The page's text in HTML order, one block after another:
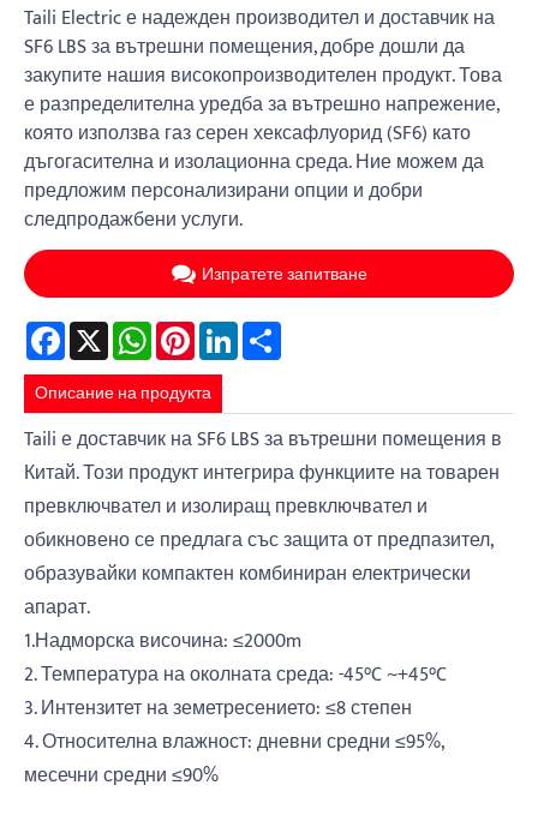
Taili Electric е надежден производител и доставчик на
SF6 LBS за вътрешни помещения, добре дошли да
закупите нашия високопроизводителен продукт. Това
е разпределителна уредба за вътрешно напрежение,
която използва газ серен хексафлуорид (SF6) като
дъгогасителна и изолационна среда. Ние можем да
предложим персонализирани опции и добри
следпродажбени услуги.
Изпратете запитване
Facebook
X WhatsAppPinterestLinkedIn
Описание на продукта
Taili е доставчик на SF6 LBS за вътрешни помещения в
Китай. Този продукт интегрира функциите на товарен
превключвател и изолиращ превключвател и
обикновено се предлага със защита от предпазител,
образувайки компактен комбиниран електрически
апарат.
1.Надморска височина: ≤2000m
2. Температура на околната среда: -45°C ~+45°C
3. Интензитет на земетресението: ≤8 степен
4. Относителна влажност: дневни средни ≤95%,
месечни средни ≤90%